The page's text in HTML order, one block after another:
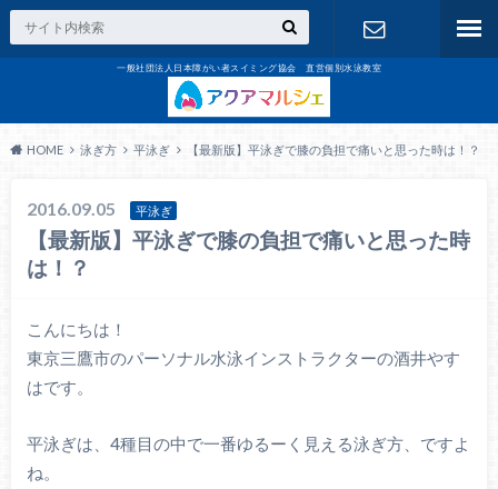
一般社団法人日本障がい者スイミング協会 直営個別水泳教室
HOME 泳ぎ方 平泳ぎ 【最新版】平泳ぎで膝の負担で痛いと思った時は！？
2016.09.05 平泳ぎ
【最新版】平泳ぎで膝の負担で痛いと思った時
は！？
こんにちは！
東京三鷹市のパーソナル水泳インストラクターの酒井やす
はです。
平泳ぎは、4種目の中で一番ゆるーく見える泳ぎ方、ですよ
ね。